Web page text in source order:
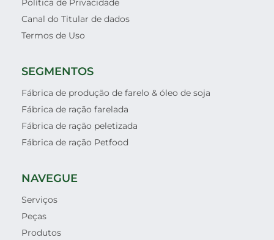
Política de Privacidade
Canal do Titular de dados
Termos de Uso
SEGMENTOS
Fábrica de produção de farelo & óleo de soja
Fábrica de ração farelada
Fábrica de ração peletizada
Fábrica de ração Petfood
NAVEGUE
Serviços
Peças
Produtos